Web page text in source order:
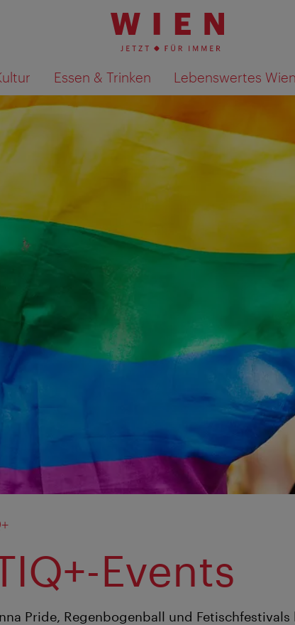
Essen & Trinken Lebenswertes Wien
Suchergebnisse auf
Events
Pride, Regenbogenball und Fetischfestivals